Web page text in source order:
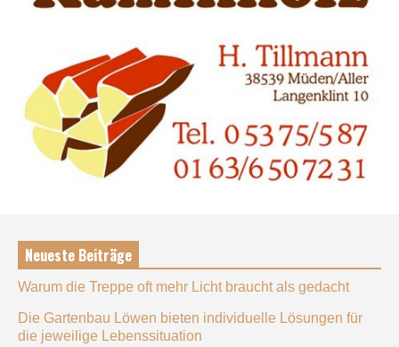
Neueste Beiträge
Warum die Treppe oft mehr Licht braucht als gedacht
Die Gartenbau Löwen bieten individuelle Lösungen für
die jeweilige Lebenssituation